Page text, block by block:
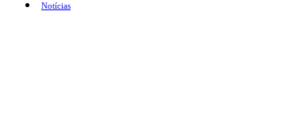
Notícias